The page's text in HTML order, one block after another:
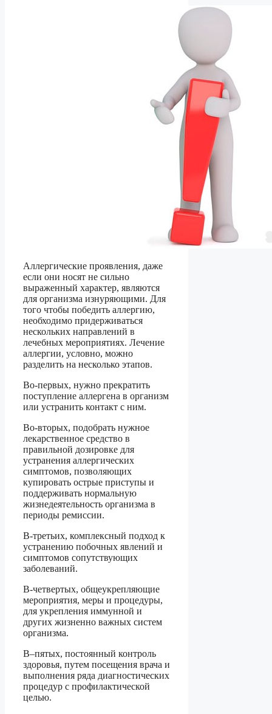
Аллергические проявления, даже
если они носят не сильно
выраженный характер, являются
для организма изнуряющими. Для
того чтобы победить аллергию,
необходимо придерживаться
нескольких направлений в
лечебных мероприятиях. Лечение
аллергии, условно, можно
разделить на несколько этапов.
Во-первых, нужно прекратить
поступление аллергена в организм
или устранить контакт с ним.
Во-вторых, подобрать нужное
лекарственное средство в
правильной дозировке для
устранения аллергических
симптомов, позволяющих
купировать острые приступы и
поддерживать нормальную
жизнедеятельность организма в
периоды ремиссии.
В-третьих, комплексный подход к
устранению побочных явлений и
симптомов сопутствующих
заболеваний.
В-четвертых, общеукрепляющие
мероприятия, меры и процедуры,
для укрепления иммунной и
других жизненно важных систем
организма.
В–пятых, постоянный контроль
здоровья, путем посещения врача и
выполнения ряда диагностических
процедур с профилактической
целью.